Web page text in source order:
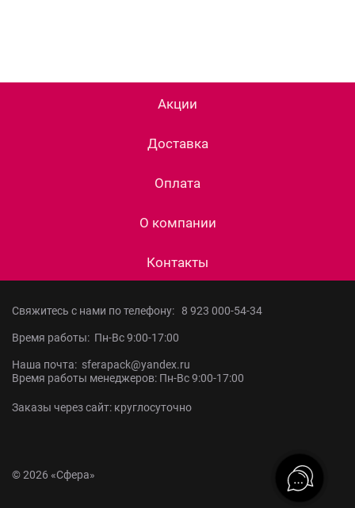
Акции
Доставка
Оплата
О компании
Контакты
Свяжитесь с нами по телефону: 8 923 000-54-34
Время работы: Пн-Вс 9:00-17:00
Наша почта: sferapack@yandex.ru
Время работы менеджеров: Пн-Вс 9:00-17:00
Заказы через сайт: круглосуточно
© 2026 «Сфера»